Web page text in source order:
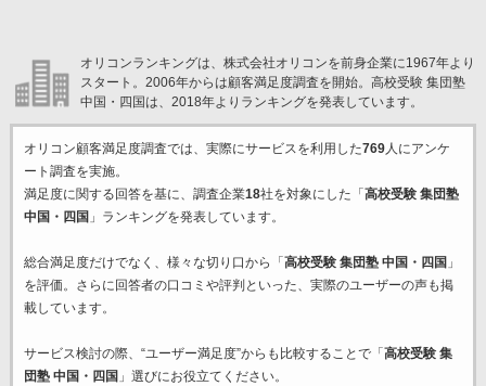
オリコンランキングは、株式会社オリコンを前身企業に1967年より
スタート。2006年からは顧客満足度調査を開始。高校受験 集団塾
中国・四国は、2018年よりランキングを発表しています。
オリコン顧客満足度調査では、実際にサービスを利用した769人にアンケ
ート調査を実施。
満足度に関する回答を基に、調査企業18社を対象にした「 高校受験 集団塾
中国・四国 」ランキングを発表しています。
総合満足度だけでなく、様々な切り口から「 高校受験 集団塾 中国・四国 」
を評価。さらに回答者の口コミや評判といった、実際のユーザーの声も掲
載しています。
サービス検討の際、“ユーザー満足度”からも比較することで「 高校受験 集
団塾 中国・四国 」選びにお役立てください。